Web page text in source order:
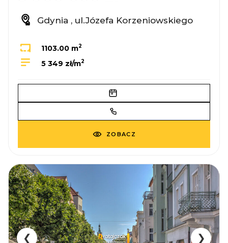
Gdynia , ul.Józefa Korzeniowskiego
1103.00 m2
5 349 zł/m2
ZOBACZ
❮ ❯